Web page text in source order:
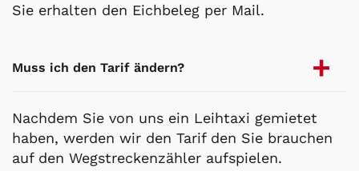
Sie erhalten den Eichbeleg per Mail.
Muss ich den Tarif ändern?
Nachdem Sie von uns ein Leihtaxi gemietet
haben, werden wir den Tarif den Sie brauchen
auf den Wegstreckenzähler aufspielen.